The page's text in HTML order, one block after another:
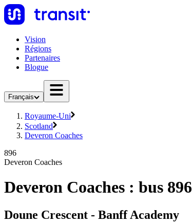
Vision
Régions
Partenaires
Blogue
Français
Royaume-Uni
Scotland
Deveron Coaches
896
Deveron Coaches
Deveron Coaches : bus 896
Doune Crescent - Banff Academy